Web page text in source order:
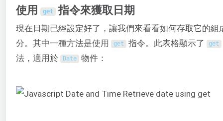
使用 get 指令來獲取日期
現在日期已經設定好了，讓我們來看看如何存取它的組
分。其中一種方法是使用
get 指令。此表格顯示了 get
法，適用於
Date 物件：